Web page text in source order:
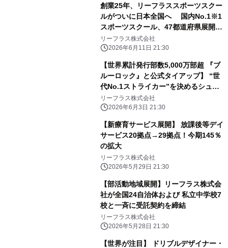
創業25年、リーフラススポーツスクー
ルがついに日本全国へ 国内No.1※1
スポーツスクール、47都道府県展開を
達成！
リーフラス株式会社
2026年6月11日 21:30
【世界累計発行部数5,000万部超 『ブ
ルーロック』と公式タイアップ】 “世
代No.1ストライカー”を決めるシュー
ト特化型新競技 『SIX SHOOT
PREMIERE 0 official collaboration
リーフラス株式会社
2026年6月3日 21:30
【新療育サービス展開】 放課後等デイ
サービス20拠点→29拠点！今期145％
の拡大
リーフラス株式会社
2026年5月29日 21:30
【部活動地域展開】リーフラス株式会
社が全国24自治体および 私立中学校7
校と一斉に受託契約を締結
リーフラス株式会社
2026年5月28日 21:30
【世界が注目】 ドリブルデザイナー・